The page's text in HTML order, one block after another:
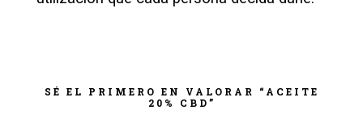
SÉ EL PRIMERO EN VALORAR “ACEITE
20% CBD”